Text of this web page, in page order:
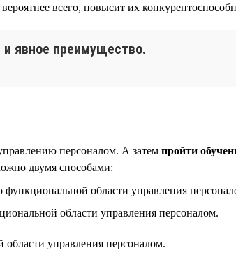
всего, повысит их
и явное преимущество.
персоналом. А затем пройти
двумя способами:
области управления
области управления персоналом.
управления персоналом.